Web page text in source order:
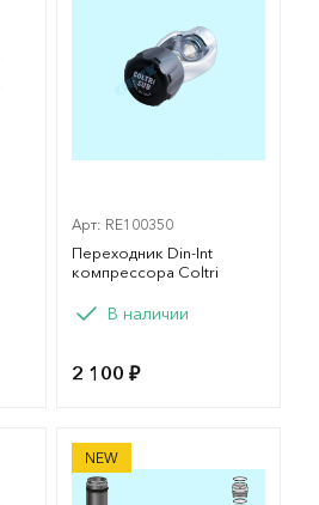
Арт: RE100350
Переходник Din-Int
компрессора Coltri
В наличии
2 100 ₽
C100-BNEW
Картридж